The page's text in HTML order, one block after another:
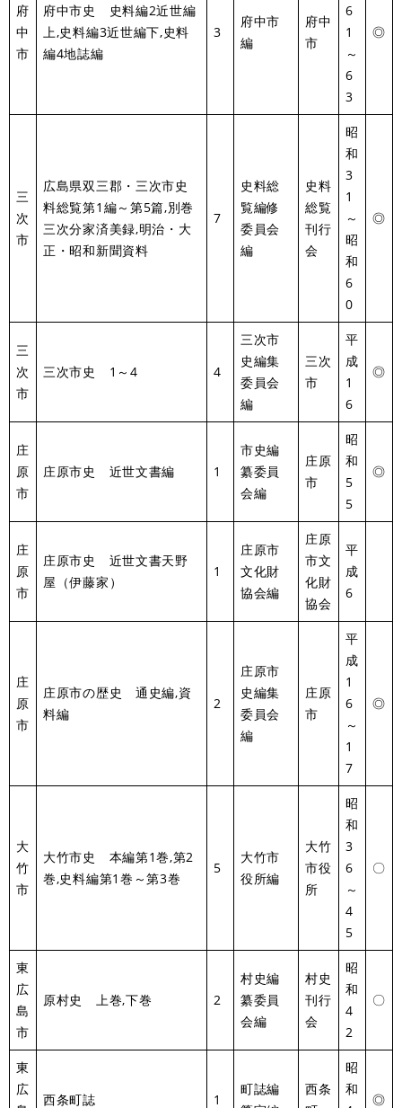
府
中
市
府中市史 史料編2近世編
上,史料編3近世編下,史料
編4地誌編
3
府中市
編
府中
市
6
1
～
6
3
◎
三
次
市
広島県双三郡・三次市史
料総覧第1編～第5篇,別巻
三次分家済美録,明治・大
正・昭和新聞資料
7
史料総
覧編修
委員会
編
史料
総覧
刊行
会
昭
和
3
1
～
昭
和
6
0
◎
三
次
市
三次市史 1～4 4
三次市
史編集
委員会
編
三次
市
平
成
1
6
◎
庄
原
市
庄原市史 近世文書編 1
市史編
纂委員
会編
庄原
市
昭
和
5
5
◎
庄
原
市
庄原市史 近世文書天野
屋（伊藤家）
1
庄原市
文化財
協会編
庄原
市文
化財
協会
平
成
6
庄
原
市
庄原市の歴史 通史編,資
料編
2
庄原市
史編集
委員会
編
庄原
市
平
成
1
6
～
1
7
◎
大
竹
市
大竹市史 本編第1巻,第2
巻,史料編第1巻～第3巻
5
大竹市
役所編
大竹
市役
所
昭
和
3
6
～
4
5
〇
東
広
島
市
原村史 上巻,下巻 2
村史編
纂委員
会編
村史
刊行
会
昭
和
4
2
〇
東
広
西条町誌 1
町誌編
西条
昭
和
◎